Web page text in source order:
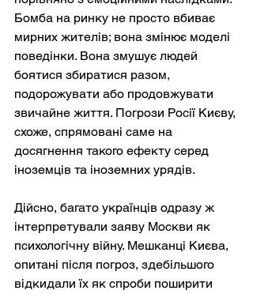
Бомба на ринку не просто вбиває
мирних жителів; вона змінює моделі
поведінки. Вона змушує людей
боятися збиратися разом,
подорожувати або продовжувати
звичайне життя. Погрози Росії Києву,
схоже, спрямовані саме на
досягнення такого ефекту серед
іноземців та іноземних урядів.
Дійсно, багато українців одразу ж
інтерпретували заяву Москви як
психологічну війну. Мешканці Києва,
опитані після погроз, здебільшого
відкидали їх як спроби поширити